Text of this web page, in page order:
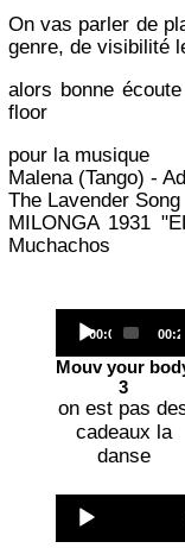
On vas parler de
genre, de visibilité
alors bonne
floor
pour la musique
Malena (Tango) -
The Lavender Song
MILONGA 1931
Muchachos
Player
Current
00:00
Total
00:20
Mouv your
3
on est pas
cadeaux la
danse